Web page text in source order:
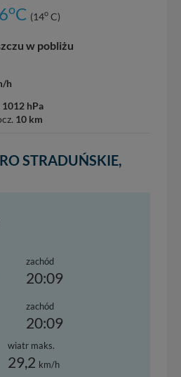
oC (14o C)
w pobliżu
h
1012 hPa
10 km
STRADUŃSKIE,
zachód
20:09
zachód
20:09
wiatr maks.
29,2 km/h